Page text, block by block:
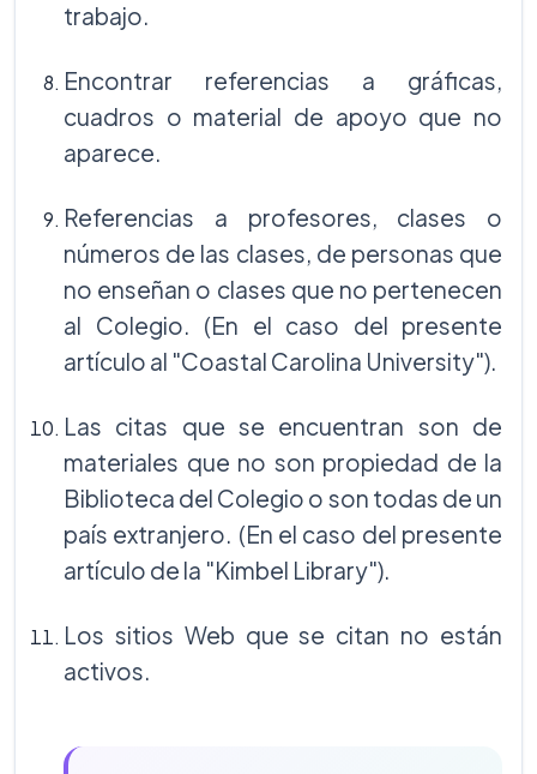
trabajo.
Encontrar referencias a gráficas,
cuadros o material de apoyo que no
aparece.
Referencias a profesores, clases o
números de las clases, de personas que
no enseñan o clases que no pertenecen
al Colegio. (En el caso del presente
artículo al "Coastal Carolina University").
Las citas que se encuentran son de
materiales que no son propiedad de la
Biblioteca del Colegio o son todas de un
país extranjero. (En el caso del presente
artículo de la "Kimbel Library").
Los sitios Web que se citan no están
activos.